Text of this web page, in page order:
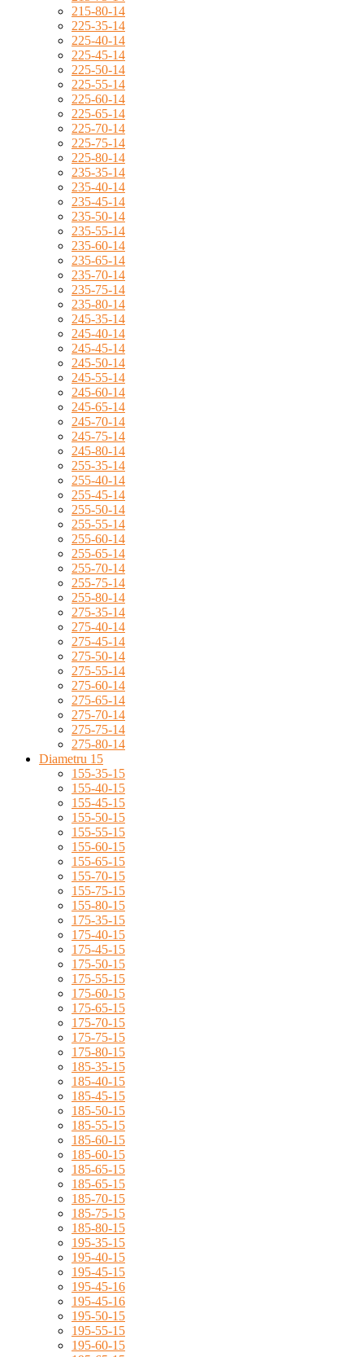
215-80-14
225-35-14
225-40-14
225-45-14
225-50-14
225-55-14
225-60-14
225-65-14
225-70-14
225-75-14
225-80-14
235-35-14
235-40-14
235-45-14
235-50-14
235-55-14
235-60-14
235-65-14
235-70-14
235-75-14
235-80-14
245-35-14
245-40-14
245-45-14
245-50-14
245-55-14
245-60-14
245-65-14
245-70-14
245-75-14
245-80-14
255-35-14
255-40-14
255-45-14
255-50-14
255-55-14
255-60-14
255-65-14
255-70-14
255-75-14
255-80-14
275-35-14
275-40-14
275-45-14
275-50-14
275-55-14
275-60-14
275-65-14
275-70-14
275-75-14
275-80-14
Diametru 15
155-35-15
155-40-15
155-45-15
155-50-15
155-55-15
155-60-15
155-65-15
155-70-15
155-75-15
155-80-15
175-35-15
175-40-15
175-45-15
175-50-15
175-55-15
175-60-15
175-65-15
175-70-15
175-75-15
175-80-15
185-35-15
185-40-15
185-45-15
185-50-15
185-55-15
185-60-15
185-60-15
185-65-15
185-65-15
185-70-15
185-75-15
185-80-15
195-35-15
195-40-15
195-45-15
195-45-16
195-45-16
195-50-15
195-55-15
195-60-15